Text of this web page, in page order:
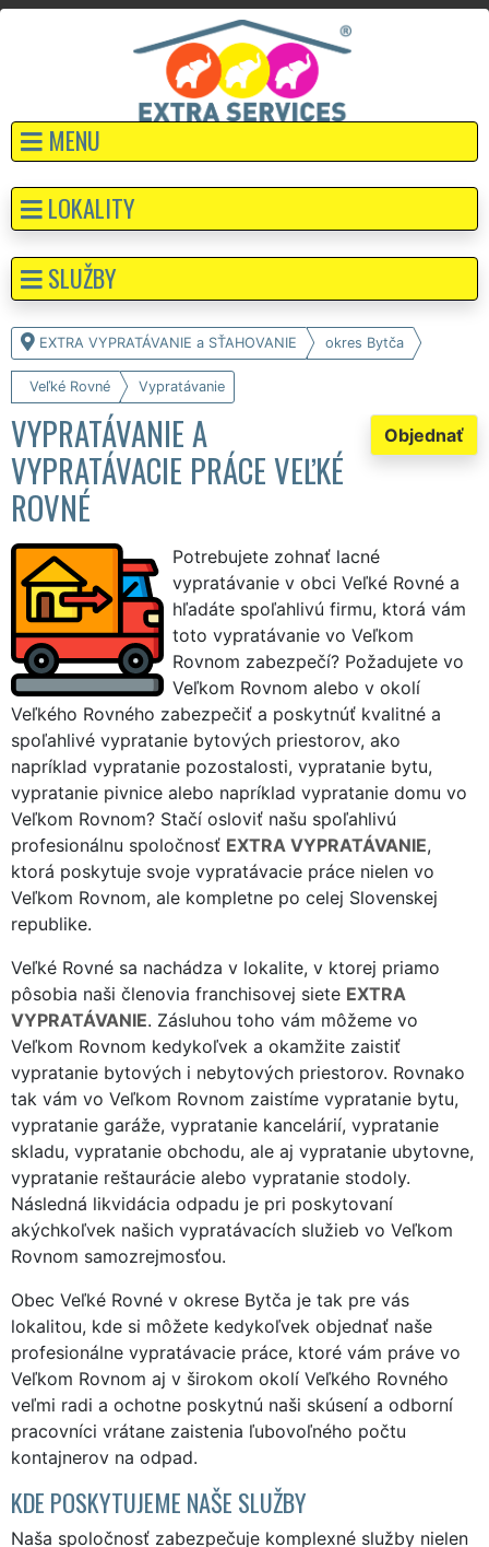
MENU
EXTRA VYPRATÁVANIE a SŤAHOVANIE okres Bytča
Veľké Rovné Vypratávanie
Objednať
VYPRATÁVANIE A
VYPRATÁVACIE PRÁCE VEĽKÉ
ROVNÉ
Potrebujete zohnať lacné
vypratávanie v obci Veľké Rovné a
hľadáte spoľahlivú firmu, ktorá vám
toto vypratávanie vo Veľkom
Rovnom zabezpečí? Požadujete vo
Veľkom Rovnom alebo v okolí
Veľkého Rovného zabezpečiť a poskytnúť kvalitné a
spoľahlivé vypratanie bytových priestorov, ako
napríklad vypratanie pozostalosti, vypratanie bytu,
vypratanie pivnice alebo napríklad vypratanie domu vo
Veľkom Rovnom? Stačí osloviť našu spoľahlivú
profesionálnu spoločnosť EXTRA VYPRATÁVANIE,
ktorá poskytuje svoje vypratávacie práce nielen vo
Veľkom Rovnom, ale kompletne po celej Slovenskej
republike.
Veľké Rovné sa nachádza v lokalite, v ktorej priamo
pôsobia naši členovia franchisovej siete EXTRA
VYPRATÁVANIE. Zásluhou toho vám môžeme vo
Veľkom Rovnom kedykoľvek a okamžite zaistiť
vypratanie bytových i nebytových priestorov. Rovnako
tak vám vo Veľkom Rovnom zaistíme vypratanie bytu,
vypratanie garáže, vypratanie kancelárií, vypratanie
skladu, vypratanie obchodu, ale aj vypratanie ubytovne,
vypratanie reštaurácie alebo vypratanie stodoly.
Následná likvidácia odpadu je pri poskytovaní
akýchkoľvek našich vypratávacích služieb vo Veľkom
Rovnom samozrejmosťou.
Obec Veľké Rovné v okrese Bytča je tak pre vás
lokalitou, kde si môžete kedykoľvek objednať naše
profesionálne vypratávacie práce, ktoré vám práve vo
Veľkom Rovnom aj v širokom okolí Veľkého Rovného
veľmi radi a ochotne poskytnú naši skúsení a odborní
pracovníci vrátane zaistenia ľubovoľného počtu
kontajnerov na odpad.
KDE POSKYTUJEME NAŠE SLUŽBY
Naša spoločnosť zabezpečuje komplexné služby nielen
LOKALITY
SLUŽBY